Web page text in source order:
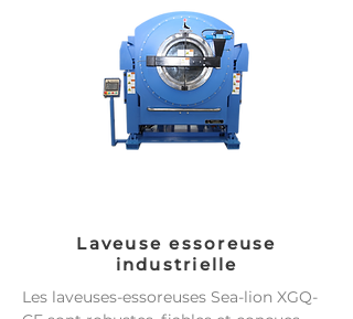
Laveuse essoreuse
industrielle
Les laveuses-essoreuses Sea-lion XGQ-